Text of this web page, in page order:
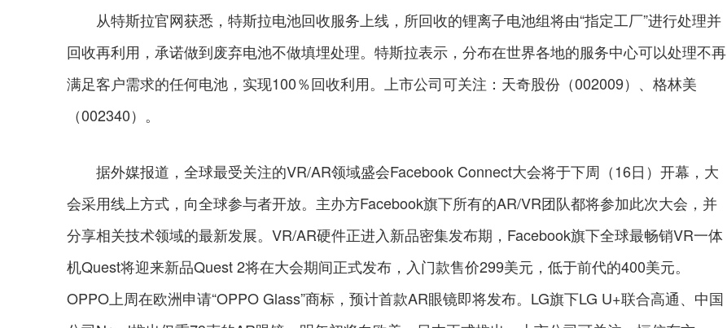
从特斯拉官网获悉，特斯拉电池回收服务上线，所回收的锂离子电池组将由“指定工厂”进行处理并
回收再利用，承诺做到废弃电池不做填埋处理。特斯拉表示，分布在世界各地的服务中心可以处理不再
满足客户需求的任何电池，实现100％回收利用。上市公司可关注：天奇股份（002009）、格林美
（002340）。
据外媒报道，全球最受关注的VR/AR领域盛会Facebook Connect大会将于下周（16日）开幕，大
会采用线上方式，向全球参与者开放。主办方Facebook旗下所有的AR/VR团队都将参加此次大会，并
分享相关技术领域的最新发展。VR/AR硬件正进入新品密集发布期，Facebook旗下全球最畅销VR一体
机Quest将迎来新品Quest 2将在大会期间正式发布，入门款售价299美元，低于前代的400美元。
OPPO上周在欧洲申请“OPPO Glass”商标，预计首款AR眼镜即将发布。LG旗下LG U+联合高通、中国